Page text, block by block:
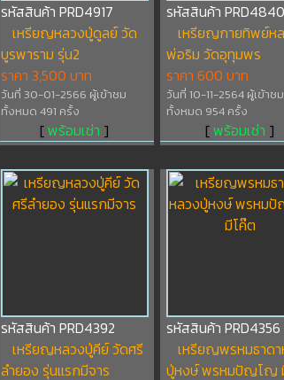
รหัสสินค้า PRD4917
เหรียญหลวงปู่ดูลย์ วัด
บูรพาราม รุ่น2
ราคา 3,500 บาท
วันที่ 30-01-2566 ผู้เข้าชม
ทั้งหมด 491 ครั้ง
[พร้อมเช่า ]
รหัสสินค้า PRD4840
เหรียญกายทิพย์ห
พ่อริม วัดอุทุมพร
ราคา 600 บาท
วันที่ 10-11-2564 ผู้เข้าชม
ทั้งหมด 954 ครั้ง
[พร้อมเช่า ]
รหัสสินค้า PRD4392
เหรียญหลวงปู่คีย์ วัดศรี
ลำยอง รุ่นแรกมีจาร
รหัสสินค้า PRD4356
เหรียญพรหมธาด
ปู่หงษ์ พรหมปัญโญ